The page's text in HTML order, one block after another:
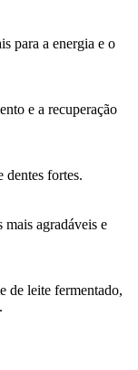
para a energia e o
e a recuperação
dentes fortes.
mais agradáveis e
de leite fermentado,